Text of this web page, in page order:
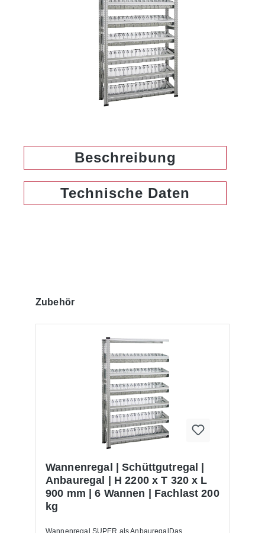
Beschreibung
Technische Daten
Produktgalerie überspringen
Zubehör
Wannenregal | Schüttgutregal |
Anbauregal | H 2200 x T 320 x L
900 mm | 6 Wannen | Fachlast 200
kg